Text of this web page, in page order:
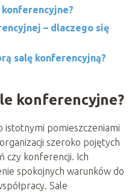
konferencyjne?
– dlaczego się
salę konferencyjną?
konferencyjne?
istotnymi pomieszczeniami
szeroko pojętych
czy konferencji. Ich
spokojnych warunków do
Sale